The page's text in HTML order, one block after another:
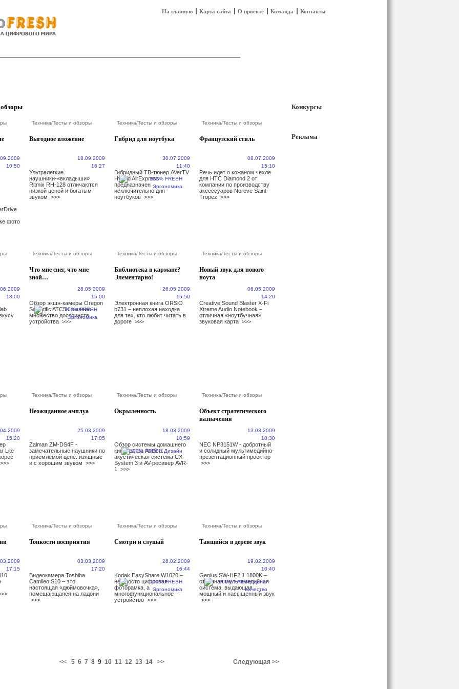
На главную Карта сайта О проекте Команда Контакты
10:50
фото
Техника/Тесты и обзоры
Выгодное вложение
18.09.2009
16:27
Ультралегкие
наушники-«вкладыши»
Ritmix RH-128 отличаются
низкой ценой и богатым
звуком >>>
Техника/Тесты и обзоры
Гибрид для ноутбука
30.07.2009
11:40
Гибридный ТВ-тюнер AVerTV
Hybrid AirExpress
предназначен
исключительно для
ноутбуков >>>
Техника/Тесты и обзоры
Французский стиль
08.07.2009
15:10
Речь идет о кожаном чехле
для HTC Diamond 2 от
компании по производству
аксессуаров Noreve Saint-
Tropez >>>
18:00
Техника/Тесты и обзоры
Что мне снег, что мне
зной…
28.05.2009
15:00
Обзор экшн-камеры Oregon
Scientific ATC5K выявил
множество достоинств
устройства >>>
Техника/Тесты и обзоры
Библиотека в кармане?
Элементарно!
26.05.2009
15:50
Электронная книга ORSiO
b731 – неплохая находка
для тех, кто любит читать в
дороге >>>
Техника/Тесты и обзоры
Новый звук для нового
ноута
06.05.2009
14:20
Creative Sound Blaster X-Fi
Xtreme Audio Notebook –
отличная «ноутбучная»
звуковая карта >>>
15:20
Lite
>>>
Техника/Тесты и обзоры
Неожиданное амплуа
25.03.2009
17:05
Zalman ZM-DS4F -
замечательные наушники по
приемлемой цене: изящные
и с хорошим звуком >>>
Техника/Тесты и обзоры
Окрыленность
18.03.2009
10:59
Обзор системы домашнего
кинотеатра Audica:
акустическая система CX-
System 3 и AV-ресивер AVR-
1 >>>
Техника/Тесты и обзоры
Объект стратегического
назначения
13.03.2009
10:30
NEC NP3151W - добротный
и солидный мультимедийно-
презентационный проектор
>>>
17:15
Техника/Тесты и обзоры
Тонкости восприятия
03.03.2009
17:20
Видеокамера Toshiba
Camileo S10 – это
настоящая «дюймовочка»,
помещающаяся на ладони
>>>
Техника/Тесты и обзоры
Смотри и слушай
26.02.2009
16:44
Kodak EasyShare W1020 –
не просто цифровая
фоторамка, а
многофункциональное
устройство >>>
Техника/Тесты и обзоры
Таящийся в дереве звук
19.02.2009
10:40
Genius SW-HF2.1 1800K –
отличная мультимедийная
система, выдающая
мощный и насыщенный звук
>>>
<< 5 6 7 8 9 10 11 12 13 14 >> Следующая >>
Конкурсы
Реклама